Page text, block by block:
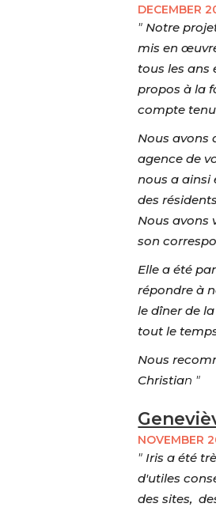
DECEMBER
"Notre
mis en
tous les ans
propos à la
compte
Nous avons
agence de
nous a ainsi
des
Nous avons
son
Elle a été
répondre à
le dîner de
tout le
Nous
Christian "
NOVEMBER
"Iris a été
d'utiles
des sites,